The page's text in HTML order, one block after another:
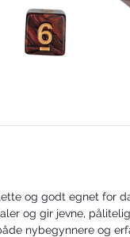
og godt egnet for
og gir jevne,
nybegynnere og